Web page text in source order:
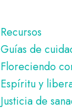
Recursos
Guías de
Floreciendo
Espíritu y
Justicia de